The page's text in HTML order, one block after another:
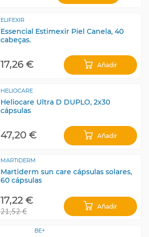
ELIFEXIR
Essencial Estimexir Piel Canela, 40
cabeças.
17,26 € Añadir
HELIOCARE
Heliocare Ultra D DUPLO, 2x30
cápsulas
47,20 € Añadir
MARTIDERM
Martiderm sun care cápsulas solares,
60 cápsulas
17,22 €
21,52 € Añadir
BE+